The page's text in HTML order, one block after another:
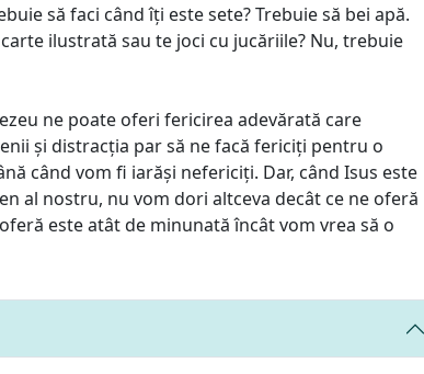
să faci când îți este sete? Trebuie să bei apă.
ilustrată sau te joci cu jucăriile? Nu, trebuie
ne poate oferi fericirea adevărată care
și distracția par să ne facă fericiți pentru o
când vom fi iarăși nefericiți. Dar, când Isus este
al nostru, nu vom dori altceva decât ce ne oferă
este atât de minunată încât vom vrea să o